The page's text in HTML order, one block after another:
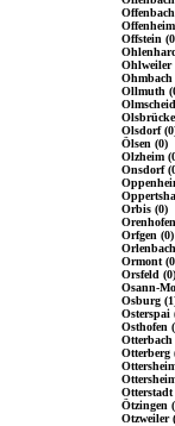
Offstein
Ohlweiler
Ohmbach
Ollmuth
Olsdorf
Ölsen (0)
Olzheim
Onsdorf
Orbis (0)
Orfgen (0)
Ormont
Orsfeld (0)
Osann-
Osburg
Osterspai
Osthofen
Otterbach
Otterberg
Otterstadt
Ötzingen
Otzweiler